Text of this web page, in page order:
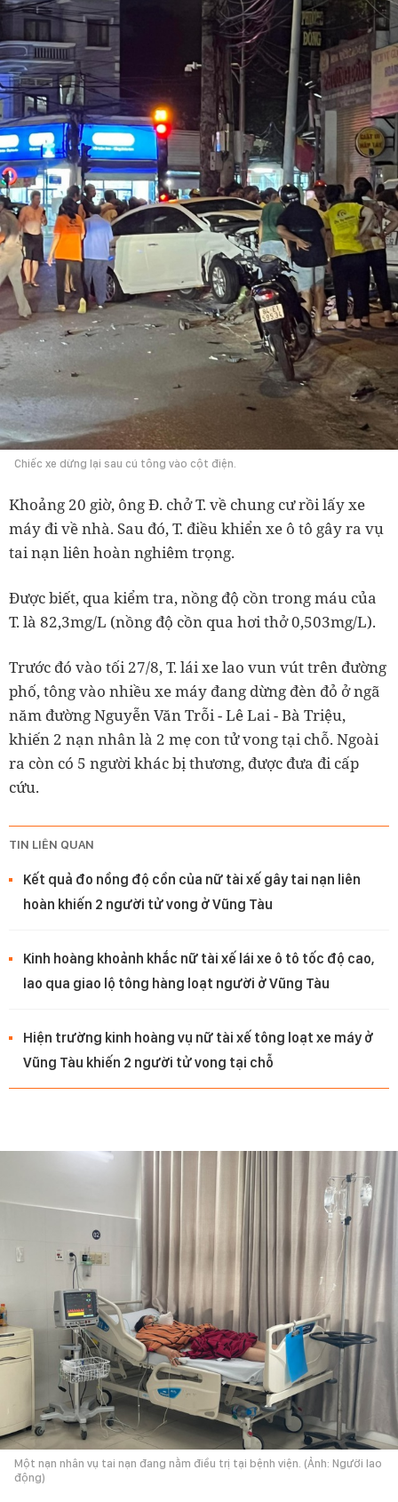
Chiếc xe dừng lại sau cú tông vào cột điện.
Khoảng 20 giờ, ông Đ. chở T. về chung cư rồi lấy xe
máy đi về nhà. Sau đó, T. điều khiển xe ô tô gây ra vụ
tai nạn liên hoàn nghiêm trọng.
Được biết, qua kiểm tra, nồng độ cồn trong máu của
T. là 82,3mg/L (nồng độ cồn qua hơi thở 0,503mg/L).
Trước đó vào tối 27/8, T. lái xe lao vun vút trên đường
phố, tông vào nhiều xe máy đang dừng đèn đỏ ở ngã
năm đường Nguyễn Văn Trỗi - Lê Lai - Bà Triệu,
khiến 2 nạn nhân là 2 mẹ con tử vong tại chỗ. Ngoài
ra còn có 5 người khác bị thương, được đưa đi cấp
cứu.
TIN LIÊN QUAN
Kết quả đo nồng độ cồn của nữ tài xế gây tai nạn liên
hoàn khiến 2 người tử vong ở Vũng Tàu
Kinh hoàng khoảnh khắc nữ tài xế lái xe ô tô tốc độ cao,
lao qua giao lộ tông hàng loạt người ở Vũng Tàu
Hiện trường kinh hoàng vụ nữ tài xế tông loạt xe máy ở
Vũng Tàu khiến 2 người tử vong tại chỗ
Một nạn nhân vụ tai nạn đang nằm điều trị tại bệnh viện. (Ảnh: Người lao
động)